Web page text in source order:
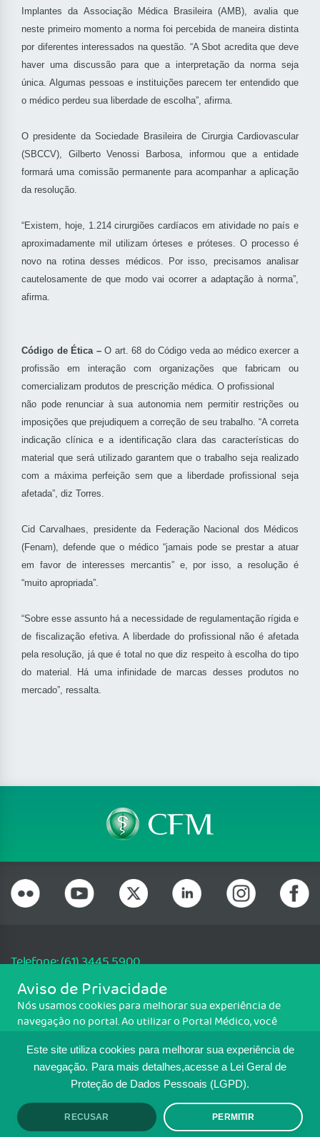
Este site utiliza cookies para melhorar sua experiência de
navegação. Para mais detalhes,acesse a Lei Geral de
Proteção de Dados Pessoais (LGPD).
RECUSAR PERMITIR
Implantes da Associação Médica Brasileira (AMB), avalia que
neste primeiro momento a norma foi percebida de maneira distinta
por diferentes interessados na questão. “A Sbot acredita que deve
haver uma discussão para que a interpretação da norma seja
única. Algumas pessoas e instituições parecem ter entendido que
o médico perdeu sua liberdade de escolha”, afirma.
O presidente da Sociedade Brasileira de Cirurgia Cardiovascular
(SBCCV), Gilberto Venossi Barbosa, informou que a entidade
formará uma comissão permanente para acompanhar a aplicação
da resolução.
“Existem, hoje, 1.214 cirurgiões cardíacos em atividade no país e
aproximadamente mil utilizam órteses e próteses. O processo é
novo na rotina desses médicos. Por isso, precisamos analisar
cautelosamente de que modo vai ocorrer a adaptação à norma”,
afirma.
Código de Ética –O art. 68 do Código veda ao médico exercer a
profissão em interação com organizações que fabricam ou
comercializam produtos de prescrição médica. O profissional
não pode renunciar à sua autonomia nem permitir restrições ou
imposições que prejudiquem a correção de seu trabalho. “A correta
indicação clínica e a identificação clara das características do
material que será utilizado garantem que o trabalho seja realizado
com a máxima perfeição sem que a liberdade profissional seja
afetada”, diz Torres.
Cid Carvalhaes, presidente da Federação Nacional dos Médicos
(Fenam), defende que o médico “jamais pode se prestar a atuar
em favor de interesses mercantis” e, por isso, a resolução é
“muito apropriada”.
“Sobre esse assunto há a necessidade de regulamentação rígida e
de fiscalização efetiva. A liberdade do profissional não é afetada
pela resolução, já que é total no que diz respeito à escolha do tipo
do material. Há uma infinidade de marcas desses produtos no
mercado”, ressalta.
Telefone: (61) 3445 5900
Email: cfm@portalmedico.org.br
SGAS 616, Conjunto D, Lote 115, L2 Sul, Brasília/DF - CEP: 70200-760 -
CNPJ: 33.583.550/0001-30
MAPA DO SITE
TRANSPARÊNCIA E PRESTAÇÃO DE
CONTAS
Aviso de Privacidade
Nós usamos cookies para melhorar sua experiência de
navegação no portal. Ao utilizar o Portal Médico, você
Para ter mais informações sobre como isso é feito, acesse
Política de cookies. Se você concorda, clique em ACEITO.
ACEITO